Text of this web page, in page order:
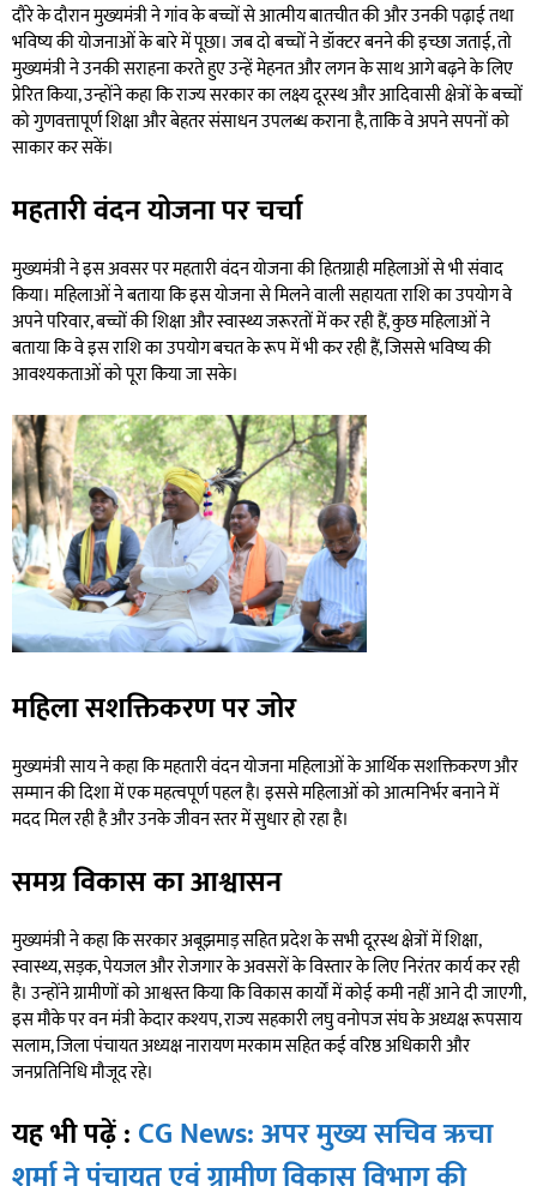
दौरे के दौरान मुख्यमंत्री ने गांव के बच्चों से आत्मीय बातचीत की और उनकी पढ़ाई तथा
भविष्य की योजनाओं के बारे में पूछा। जब दो बच्चों ने डॉक्टर बनने की इच्छा जताई, तो
मुख्यमंत्री ने उनकी सराहना करते हुए उन्हें मेहनत और लगन के साथ आगे बढ़ने के लिए
प्रेरित किया, उन्होंने कहा कि राज्य सरकार का लक्ष्य दूरस्थ और आदिवासी क्षेत्रों के बच्चों
को गुणवत्तापूर्ण शिक्षा और बेहतर संसाधन उपलब्ध कराना है, ताकि वे अपने सपनों को
साकार कर सकें।
महतारी वंदन योजना पर चर्चा
मुख्यमंत्री ने इस अवसर पर महतारी वंदन योजना की हितग्राही महिलाओं से भी संवाद
किया। महिलाओं ने बताया कि इस योजना से मिलने वाली सहायता राशि का उपयोग वे
अपने परिवार, बच्चों की शिक्षा और स्वास्थ्य जरूरतों में कर रही हैं, कुछ महिलाओं ने
बताया कि वे इस राशि का उपयोग बचत के रूप में भी कर रही हैं, जिससे भविष्य की
आवश्यकताओं को पूरा किया जा सके।
महिला सशक्तिकरण पर जोर
मुख्यमंत्री साय ने कहा कि महतारी वंदन योजना महिलाओं के आर्थिक सशक्तिकरण और
सम्मान की दिशा में एक महत्वपूर्ण पहल है। इससे महिलाओं को आत्मनिर्भर बनाने में
मदद मिल रही है और उनके जीवन स्तर में सुधार हो रहा है।
समग्र विकास का आश्वासन
मुख्यमंत्री ने कहा कि सरकार अबूझमाड़ सहित प्रदेश के सभी दूरस्थ क्षेत्रों में शिक्षा,
स्वास्थ्य, सड़क, पेयजल और रोजगार के अवसरों के विस्तार के लिए निरंतर कार्य कर रही
है। उन्होंने ग्रामीणों को आश्वस्त किया कि विकास कार्यों में कोई कमी नहीं आने दी जाएगी,
इस मौके पर वन मंत्री केदार कश्यप, राज्य सहकारी लघु वनोपज संघ के अध्यक्ष रूपसाय
सलाम, जिला पंचायत अध्यक्ष नारायण मरकाम सहित कई वरिष्ठ अधिकारी और
जनप्रतिनिधि मौजूद रहे।
यह भी पढ़ें : CG News: अपर मुख्य सचिव ऋचा